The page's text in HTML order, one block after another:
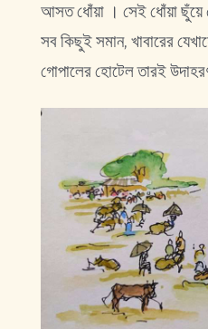
আসত ধোঁয়া । সেই ধোঁয়া ছুঁয়ে
সব কিছুই সমান, খাবারের
গোপালের হোটেল তারই